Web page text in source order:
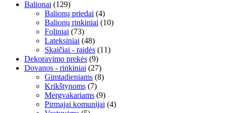
Balionai (129)
Balionų priedai (4)
Balionų rinkiniai (10)
Foliniai (73)
Lateksiniai (48)
Skaičiai - raidės (11)
Dekoravimo prekės (9)
Dovanos - rinkiniai (27)
Gimtadieniams (8)
Krikštynoms (7)
Mergvakariams (9)
Pirmajai komunijai (4)